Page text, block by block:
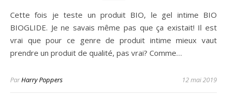
Cette fois je teste un produit BIO, le gel intime BIO
BIOGLIDE. Je ne savais même pas que ça existait! Il est
vrai que pour ce genre de produit intime mieux vaut
prendre un produit de qualité, pas vrai? Comme…
ParHarry Poppers 12 mai 2019